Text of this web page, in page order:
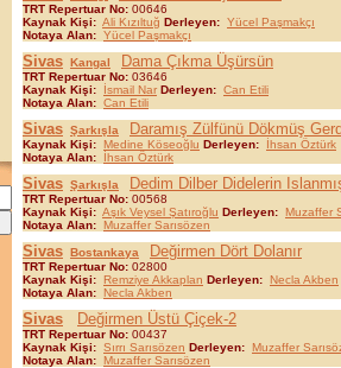
TRT Repertuar No: 00646
Kaynak Kişi: Ali Kızıltuğ Derleyen: Yücel Paşmakçı
Notaya Alan: Yücel Paşmakçı
Sivas Kangal Dama Çıkma Üşürsün
TRT Repertuar No: 03646
Kaynak Kişi:
İsmail Nar Derleyen: Can Etili
Notaya Alan: Can Etili
Sivas Şarkışla Daramış Zülfünü Dökmüş
Kaynak Kişi: Medine Köseoğlu Derleyen:
İhsan Öztürk
Notaya Alan:
İhsan Öztürk
Sivas Şarkışla Dedim Dilber Didelerin
TRT Repertuar No: 00568
Kaynak Kişi: Aşık Veysel Şatıroğlu Derleyen: Muzaffer
Notaya Alan: Muzaffer Sarısözen
Sivas Bostankaya Değirmen Dört Dolanır
TRT Repertuar No: 02800
Kaynak Kişi: Remziye Akkaplan Derleyen: Necla Akben
Notaya Alan: Necla Akben
Sivas Değirmen Üstü Çiçek-2
TRT Repertuar No: 00437
Kaynak Kişi: Sırrı Sarısözen Derleyen: Muzaffer
Notaya Alan: Muzaffer Sarısözen